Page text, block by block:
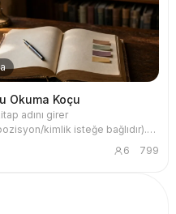
Okuma Koçu
adını girer
kimlik isteğe bağlıdır).
a Book' kitabındaki 'İyi Bir
Sorusu' çerçevesi kullanılarak,
6 799